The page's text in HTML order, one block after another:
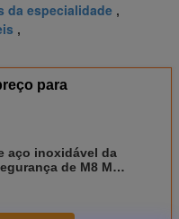
da especialidade ,
,
para
aço inoxidável da
de M8 M10